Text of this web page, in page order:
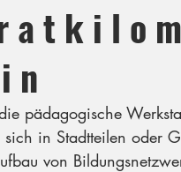
a t k i l o
n
pädagogische
in Stadtteilen oder
von